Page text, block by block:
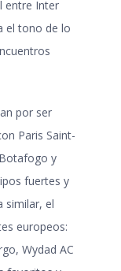
entre Inter
el tono de lo
por ser
Paris Saint-
y
fuertes y
similar, el
europeos:
Wydad AC